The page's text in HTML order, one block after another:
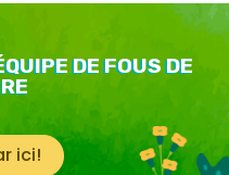
DE FOUS DE
ici!